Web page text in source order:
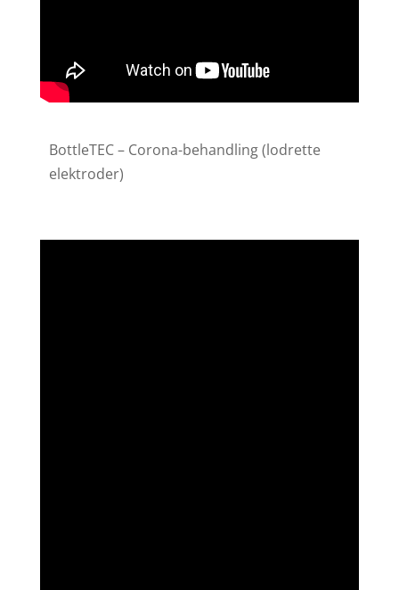
BottleTEC – Corona-behandling (lodrette
elektroder)